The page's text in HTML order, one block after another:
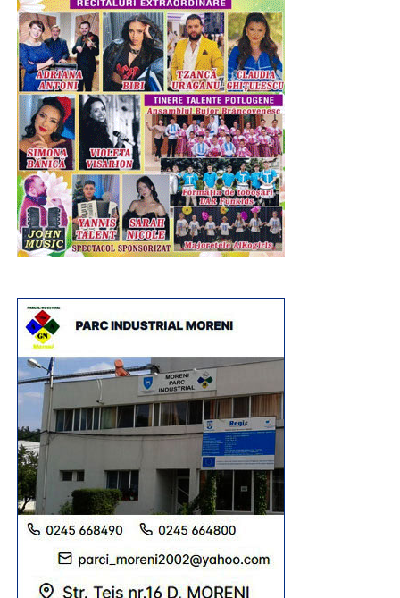
artistică, participanții au realizat, sub îndrumarea
specialiștilor muzeului, motive decorative prin cioplirea
materialului cu dăltițe, experimentând într-un mod sigur și
adaptat vârstei lor procesul artistic.
Entuziasmul, curiozitatea și implicarea copiilor au
transformat fiecare atelier într-o experiență educativă și
recreativă, demonstrând că muzeul poate fi un spațiu al
descoperirii, al creativității și al învățării prin practică.
Programul „Vacanță la muzeu” continuă în zilele
următoare cu noi activități dedicate istoriei și
pe înțelesul tuturor” și „Hai la târg! – Târgul Moșilor de la
Târgoviște”, oferind copiilor noi oportunități de a învăța
prin joc și experiențe directe.
Urmărește Incomod Media și pe Google News
RECLAMA